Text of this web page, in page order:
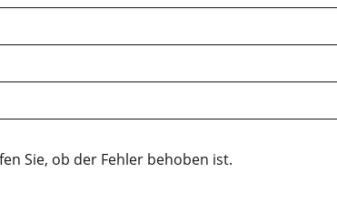
Sie, ob der Fehler behoben ist.